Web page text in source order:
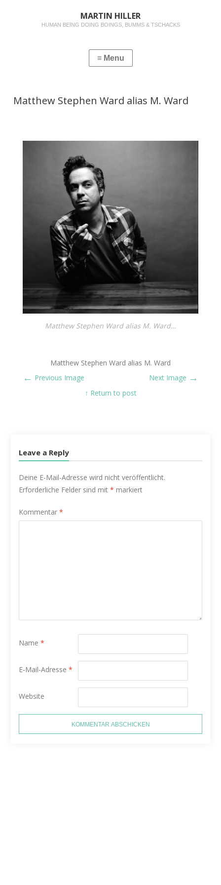
MARTIN HILLER
HUMAN BEING DOING BOINGS, BUMMS & TSCHACKS
Matthew Stephen Ward alias M. Ward
Matthew Stephen Ward alias M. Ward…
Matthew Stephen Ward alias M. Ward
← Previous Image Next Image →
↑ Return to post
Leave a Reply
Deine E-Mail-Adresse wird nicht veröffentlicht.
Erforderliche Felder sind mit * markiert
Kommentar *
Name *
E-Mail-Adresse *
Website